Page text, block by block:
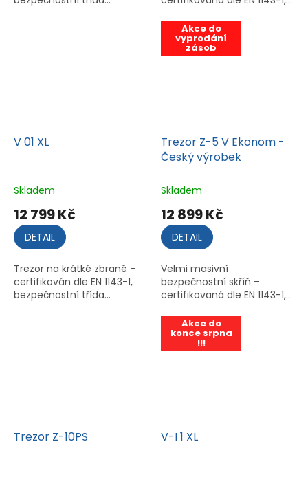
V 01 XL
Skladem
12 799 Kč
DETAIL
Trezor na krátké zbraně –
certifikován dle EN 1143-1,
bezpečnostní třída...
Akce do
vyprodání
zásob
Trezor Z-5 V Ekonom -
Český výrobek
Skladem
12 899 Kč
DETAIL
Velmi masivní
bezpečnostní skříň –
certifikovaná dle EN 1143-1,...
Trezor Z-10PS
Akce do
konce srpna
!!!
V-I 1 XL